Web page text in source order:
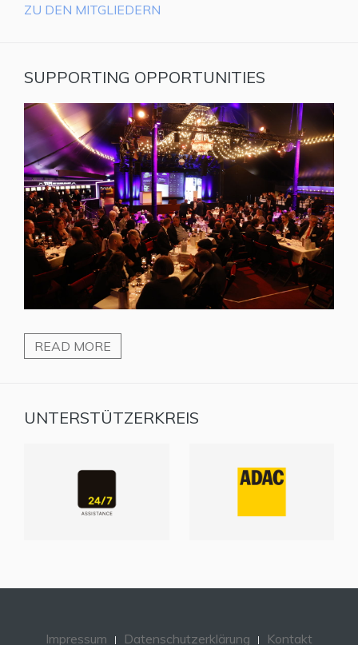
ZU DEN MITGLIEDERN
SUPPORTING OPPORTUNITIES
READ MORE
UNTERSTÜTZERKREIS
Impressum Datenschutzerklärung Kontakt